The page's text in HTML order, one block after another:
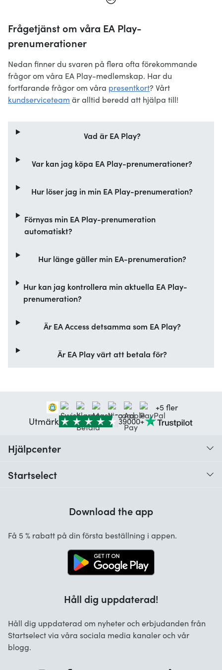
Frågetjänst om våra EA Play-
prenumerationer
Nedan finner du svaren på flera ofta förekommande
frågor om våra EA Play-medlemskap. Har du
fortfarande frågor om våra presentkort? Vårt
kundserviceteam är alltid beredd att hjälpa till!
Vad är EA Play?
Var kan jag köpa EA Play-prenumerationer?
Hur löser jag in min EA Play-prenumeration?
Förnyas min EA Play-prenumeration
automatiskt?
Hur länge gäller min EA-prenumeration?
Hur kan jag kontrollera min aktuella EA Play-
prenumeration?
Är EA Access detsamma som EA Play?
Är EA Play värt att betala för?
+5 fler
Utmärk 39000+
Hjälpcenter
Startselect
Startselect App
Download the app
Få 5 % rabatt på din första beställning i appen.
Håll dig uppdaterad!
Håll dig uppdaterad om nyheter och erbjudanden från
Startselect via våra sociala media kanaler och vår
blogg.